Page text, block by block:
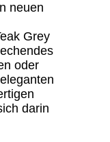
neuen
Grey
oder
darin